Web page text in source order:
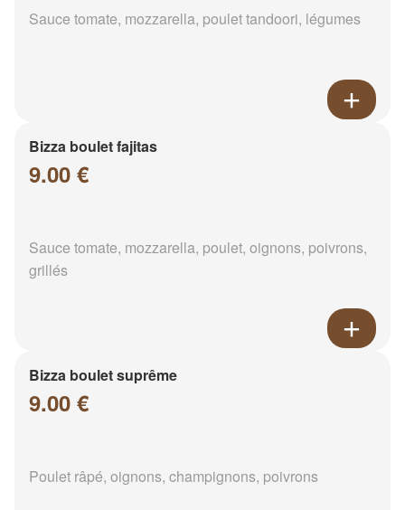
Sauce tomate, mozzarella, poulet tandoori, légumes
Bizza boulet fajitas
9.00 €
Sauce tomate, mozzarella, poulet, oignons, poivrons,
grillés
Bizza boulet suprême
9.00 €
Poulet râpé, oignons, champignons, poivrons